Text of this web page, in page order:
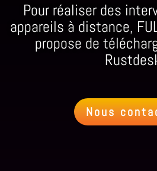
Pour réaliser des
appareils à distance,
propose de
Nous